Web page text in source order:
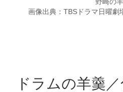
画像出典：TBSドラマ日曜劇
ドラムの羊羹